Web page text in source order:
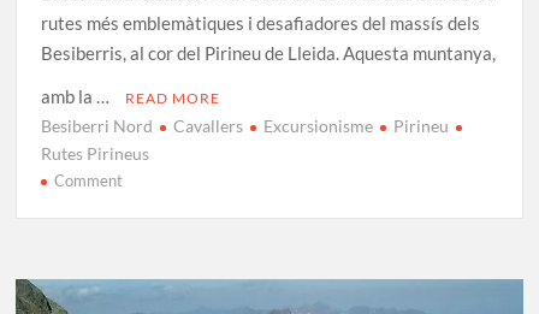
rutes més emblemàtiques i desafiadores del massís dels
Besiberris, al cor del Pirineu de Lleida. Aquesta muntanya,
amb la …
READ MORE
Besiberri Nord Cavallers Excursionisme
Pirineu
Rutes Pirineus
Commenton
1: